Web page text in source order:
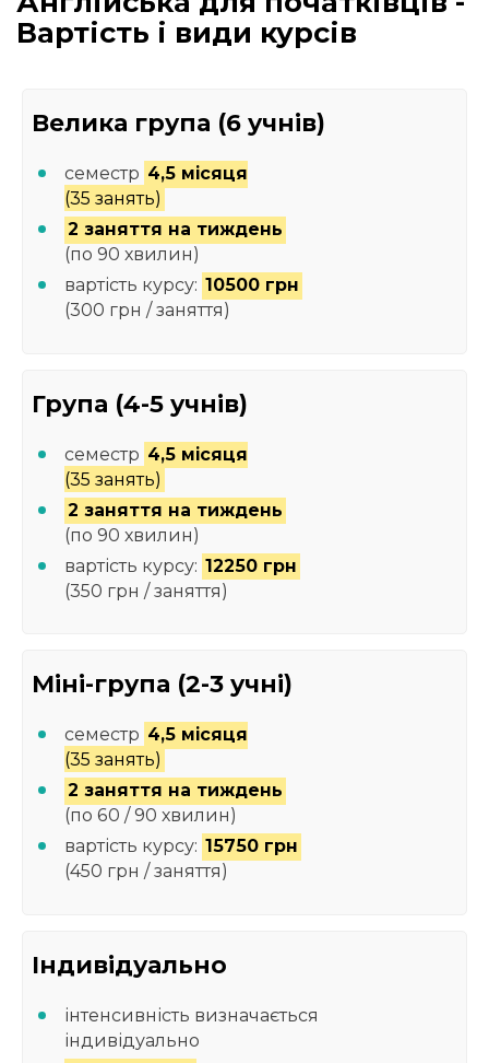
Вартість і види курсів
Велика група (6 учнів)
семестр 4,5 місяця
(35 занять)
2 заняття на тиждень
(по 90 хвилин)
вартість курсу: 10500 грн
(300 грн / заняття)
Група (4-5 учнів)
семестр 4,5 місяця
(35 занять)
2 заняття на тиждень
(по 90 хвилин)
вартість курсу: 12250 грн
(350 грн / заняття)
Міні-група (2-3 учні)
семестр 4,5 місяця
(35 занять)
2 заняття на тиждень
(по 60 / 90 хвилин)
вартість курсу: 15750 грн
(450 грн / заняття)
Індивідуально
інтенсивність визначається
індивідуально